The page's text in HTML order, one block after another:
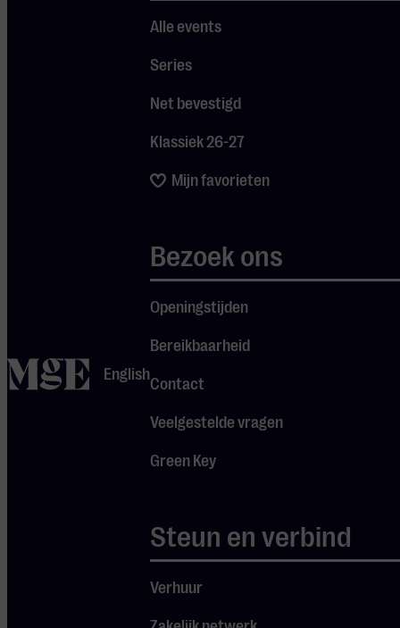
homeEnglish
Alle events
Series
Net bevestigd
Klassiek 26-27
Mijn favorieten
Bezoek ons
Openingstijden
Bereikbaarheid
Contact
Veelgestelde vragen
Green Key
Steun en verbind
Verhuur
Pannenkoekconcerten